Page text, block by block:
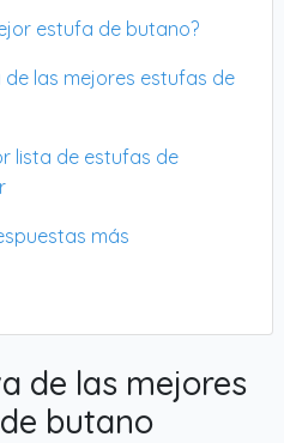
estufa de butano?
las mejores estufas de
lista de estufas de
más
de las mejores
butano